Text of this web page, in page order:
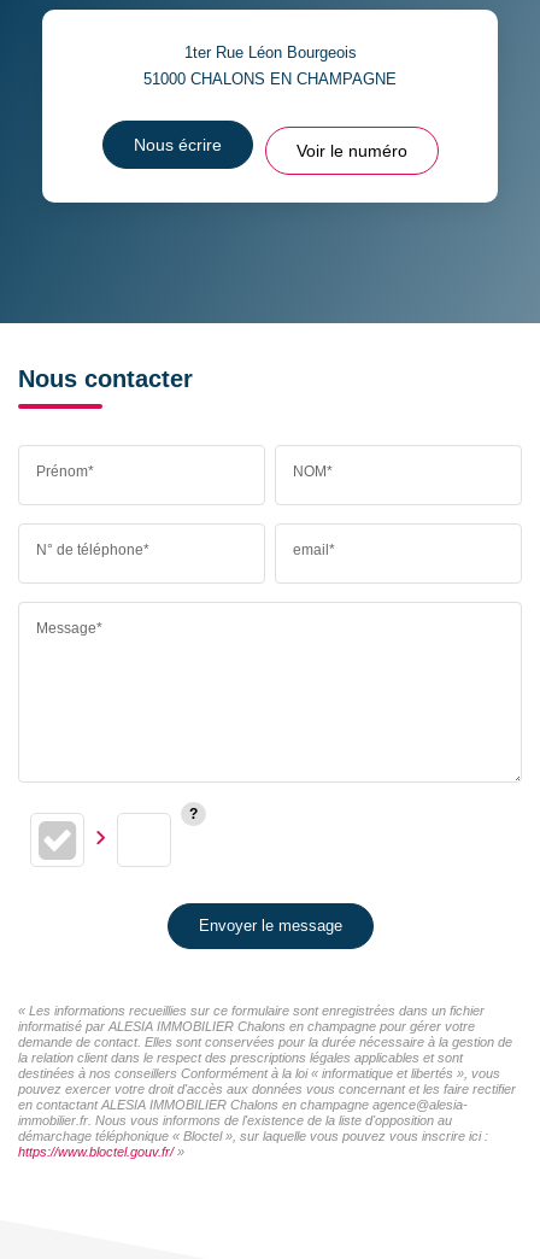
1ter Rue Léon Bourgeois
51000 CHALONS EN CHAMPAGNE
Nous écrire Voir le numéro
Nous contacter
Prénom* NOM*
N° de téléphone* email*
Message*
Envoyer le message
« Les informations recueillies sur ce formulaire sont enregistrées dans un fichier
informatisé par ALESIA IMMOBILIER Chalons en champagne pour gérer votre
demande de contact. Elles sont conservées pour la durée nécessaire à la gestion de
la relation client dans le respect des prescriptions légales applicables et sont
destinées à nos conseillers Conformément à la loi « informatique et libertés », vous
pouvez exercer votre droit d'accès aux données vous concernant et les faire rectifier
en contactant ALESIA IMMOBILIER Chalons en champagne agence@alesia-
immobilier.fr. Nous vous informons de l'existence de la liste d'opposition au
démarchage téléphonique « Bloctel », sur laquelle vous pouvez vous inscrire ici :
https://www.bloctel.gouv.fr/»